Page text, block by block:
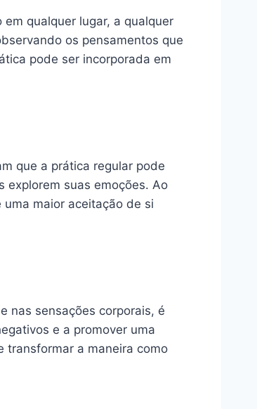
qualquer lugar, a qualquer
os pensamentos que
pode ser incorporada em
que a prática regular pode
explorem suas emoções. Ao
maior aceitação de si
nas sensações corporais, é
e a promover uma
transformar a maneira como